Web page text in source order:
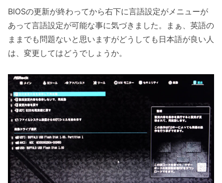
BIOSの更新が終わってから右下に言語設定がメニューが
あって言語設定が可能な事に気づきました。まぁ、英語の
ままでも問題ないと思いますがどうしても日本語が良い人
は、変更してはどうでしょうか。